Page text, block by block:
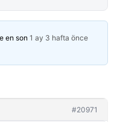
en son 1 ay 3 hafta önce
#20971